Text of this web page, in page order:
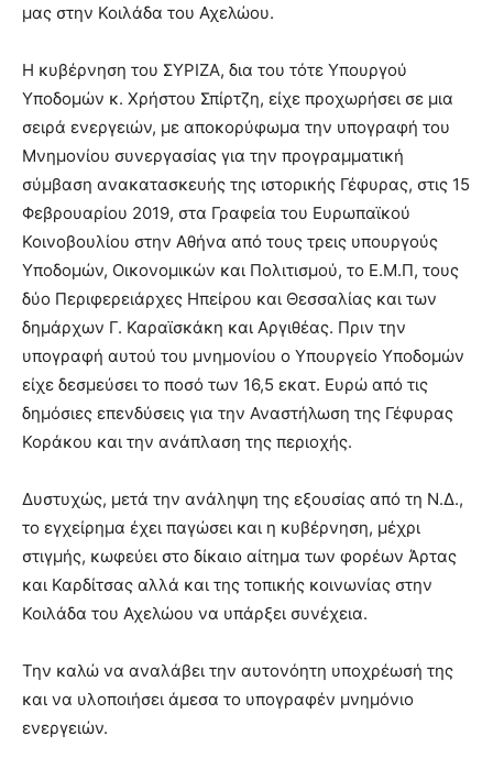
μας στην Κοιλάδα του Αχελώου.
Η κυβέρνηση του ΣΥΡΙΖΑ, δια του τότε Υπουργού
Υποδομών κ. Χρήστου Σπίρτζη, είχε προχωρήσει σε μια
σειρά ενεργειών, με αποκορύφωμα την υπογραφή του
Μνημονίου συνεργασίας για την προγραμματική
σύμβαση ανακατασκευής της ιστορικής Γέφυρας, στις 15
Φεβρουαρίου 2019, στα Γραφεία του Ευρωπαϊκού
Κοινοβουλίου στην Αθήνα από τους τρεις υπουργούς
Υποδομών, Οικονομικών και Πολιτισμού, το Ε.Μ.Π, τους
δύο Περιφερειάρχες Ηπείρου και Θεσσαλίας και των
δημάρχων Γ. Καραϊσκάκη και Αργιθέας. Πριν την
υπογραφή αυτού του μνημονίου ο Υπουργείο Υποδομών
είχε δεσμεύσει το ποσό των 16,5 εκατ. Ευρώ από τις
δημόσιες επενδύσεις για την Αναστήλωση της Γέφυρας
Κοράκου και την ανάπλαση της περιοχής.
Δυστυχώς, μετά την ανάληψη της εξουσίας από τη Ν.Δ.,
το εγχείρημα έχει παγώσει και η κυβέρνηση, μέχρι
στιγμής, κωφεύει στο δίκαιο αίτημα των φορέων Άρτας
και Καρδίτσας αλλά και της τοπικής κοινωνίας στην
Κοιλάδα του Αχελώου να υπάρξει συνέχεια.
Την καλώ να αναλάβει την αυτονόητη υποχρέωσή της
και να υλοποιήσει άμεσα το υπογραφέν μνημόνιο
ενεργειών.